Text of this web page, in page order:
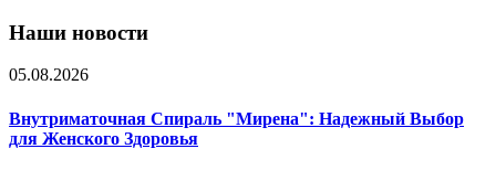
Наши новости
05.08.2026
Внутриматочная Спираль "Мирена": Надежный Выбор
для Женского Здоровья